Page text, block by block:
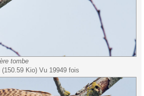
tombe
Kio) Vu 19949 fois